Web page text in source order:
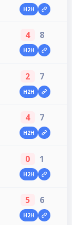
H2H
4 8
H2H
2 7
H2H
4 7
H2H
0 1
H2H
5 6
H2H